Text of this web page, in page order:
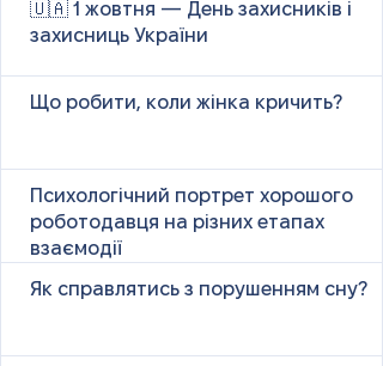
🇺🇦 1 жовтня — День захисників і
захисниць України
Що робити, коли жінка кричить?
Психологічний портрет хорошого
роботодавця на різних етапах
взаємодії
Як справлятись з порушенням сну?